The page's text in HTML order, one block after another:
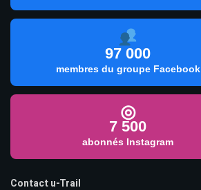
97 000
membres du groupe Facebook
◎
7 500
abonnés Instagram
Contact u-Trail